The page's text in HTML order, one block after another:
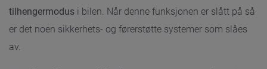
tilhengermodus i bilen. Når denne funksjonen er slått på så
er det noen sikkerhets- og førerstøtte systemer som slåes
av.